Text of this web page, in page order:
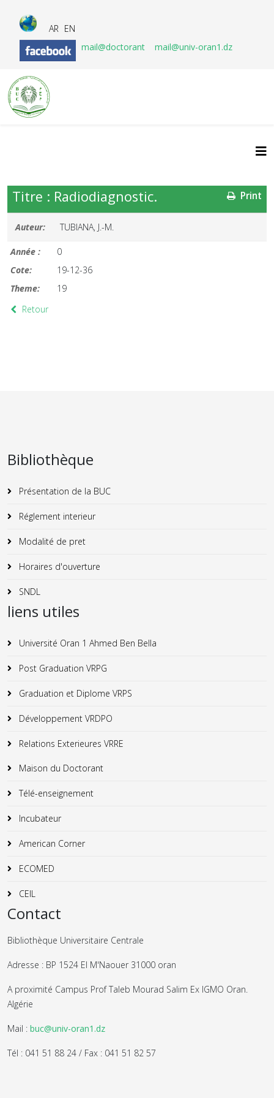
AR EN
mail@doctorant
mail@univ-oran1.dz
Print
Titre : Radiodiagnostic.
Auteur: TUBIANA, J.-M.
Année :
0
Cote:
19-12-36
Theme:
19
Retour
Bibliothèque
Présentation de la BUC
Réglement interieur
Modalité de pret
Horaires d'ouverture
SNDL
liens utiles
Université Oran 1 Ahmed Ben Bella
Post Graduation VRPG
Graduation et Diplome VRPS
Développement VRDPO
Relations Exterieures VRRE
Maison du Doctorant
Télé-enseignement
Incubateur
American Corner
ECOMED
CEIL
Contact
Bibliothèque Universitaire Centrale
Adresse : BP 1524 El M'Naouer 31000 oran
A proximité Campus Prof Taleb Mourad Salim Ex IGMO Oran.
Algérie
Mail : buc@univ-oran1.dz
Tél : 041 51 88 24 / Fax : 041 51 82 57